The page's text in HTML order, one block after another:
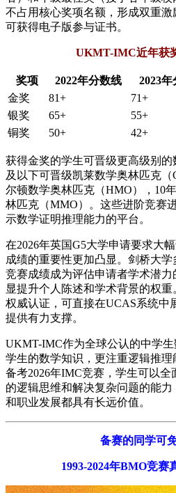
不占用核心奖项名额，形成双重
可获得电子版参与证书。
UKMT-IMC近年获
奖项 2022年分数线 2023
金奖
81+ 71+
银奖
65+ 55+
铜奖
50+ 42+
获得金奖的学生可晋级更高级别
及以下可晋级凯莱数学奥林匹克
尔顿数学奥林匹克（HMO），10
林匹克（MMO）。这些进阶竞赛
示数学证明推理能力的平台。
在2026年英国G5大学申请要求大
成绩的重要性更加凸显。剑桥大
竞赛成绩成为评估申请者学术潜
显提升个人陈述和学术背景的权
权威认证，可直接在UCAS系统中
提供有力支撑。
UKMT-IMC作为全球公认的中学
学生的数学知识，更注重逻辑推
备考2026年IMC竞赛，学生可以
的逻辑思维和解决复杂问题的能
和职业发展都具有长远价值。
备赛的同学可
1993-2024年BMO竞赛